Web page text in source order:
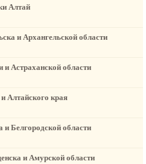
Алтай
и Архангельской области
Астраханской области
Алтайского края
Белгородской области
и Амурской области